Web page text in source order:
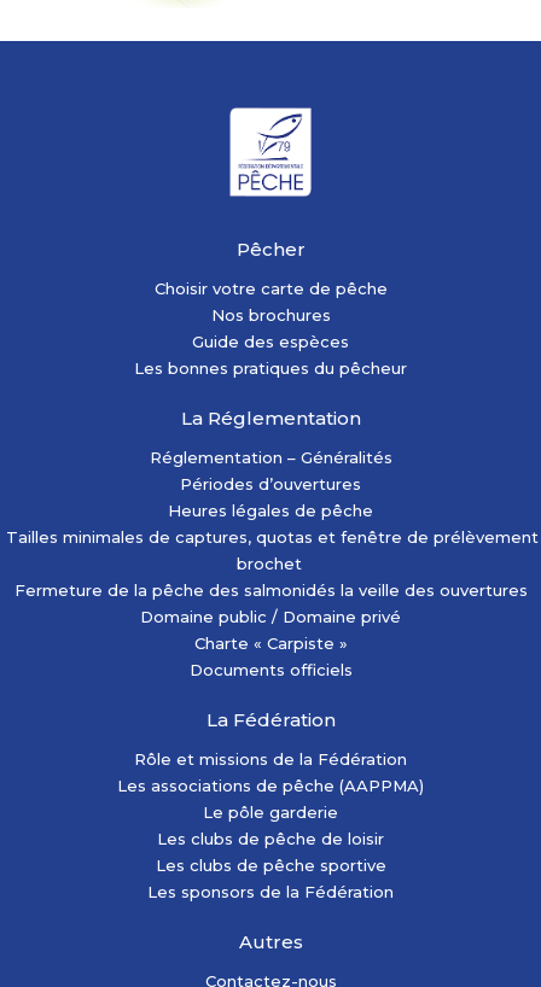
Pêcher
Choisir votre carte de pêche
Nos brochures
Guide des espèces
Les bonnes pratiques du pêcheur
La Réglementation
Réglementation – Généralités
Périodes d’ouvertures
Heures légales de pêche
Tailles minimales de captures, quotas et fenêtre de prélèvement
brochet
Fermeture de la pêche des salmonidés la veille des ouvertures
Domaine public / Domaine privé
Charte « Carpiste »
Documents officiels
La Fédération
Rôle et missions de la Fédération
Les associations de pêche (AAPPMA)
Le pôle garderie
Les clubs de pêche de loisir
Les clubs de pêche sportive
Les sponsors de la Fédération
Autres
Contactez-nous